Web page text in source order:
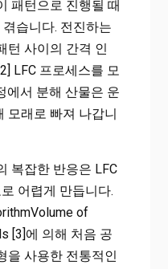
패턴으로 진행될 때
습니다. 전진하는
턴 사이의 간격 인
LFC 프로세스를 모
에서 분해 산물은 운
모래로 빠져 나갑니
복잡한 반응은 LFC
어렵게 만듭니다.
of
[3]에 의해 처음 공
을 사용한 전통적인